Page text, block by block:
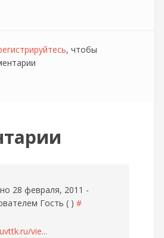
, чтобы
28 февраля, 2011 -
Гость ( ) #
vie...